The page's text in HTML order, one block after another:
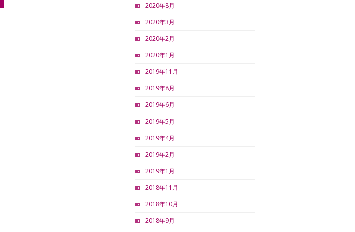
2020年8月
2020年3月
2020年2月
2020年1月
2019年11月
2019年8月
2019年6月
2019年5月
2019年4月
2019年2月
2019年1月
2018年11月
2018年10月
2018年9月